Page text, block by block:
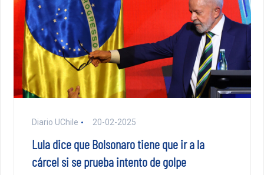
Diario UChile 20-02-2025
Lula dice que Bolsonaro tiene que ir a la
cárcel si se prueba intento de golpe